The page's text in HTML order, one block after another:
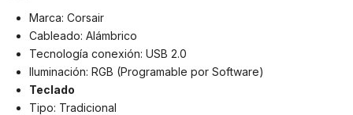
Marca: Corsair
Cableado: Alámbrico
Tecnología conexión: USB 2.0
Iluminación: RGB (Programable por Software)
Teclado
Tipo: Tradicional